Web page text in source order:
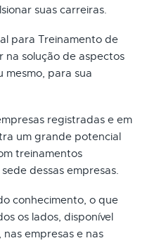
suas carreiras.
para Treinamento de
na solução de aspectos
mesmo, para sua
registradas e em
um grande potencial
treinamentos
dessas empresas.
conhecimento, o que
os lados, disponível
empresas e nas